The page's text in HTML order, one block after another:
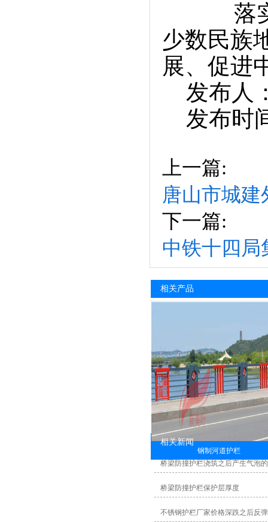
落实节
少数民族
展、促进
发布人
发布时
上一篇:
唐山市城
下一篇:
中铁十四局
相关产品
钢制河道护栏
相关新闻
桥梁防撞护栏浇筑之后产生气泡
桥梁防撞护栏保护层厚度
不锈钢护栏厂家价格深跌之后反